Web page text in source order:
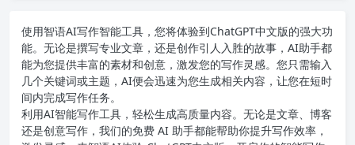
使用智语AI写作智能工具，您将体验到ChatGPT中文版的强大功
能。无论是撰写专业文章，还是创作引人入胜的故事，AI助手都
能为您提供丰富的素材和创意，激发您的写作灵感。您只需输入
几个关键词或主题，AI便会迅速为您生成相关内容，让您在短时
间内完成写作任务。
利用AI智能写作工具，轻松生成高质量内容。无论是文章、博客
还是创意写作，我们的免费 AI 助手都能帮助你提升写作效率，